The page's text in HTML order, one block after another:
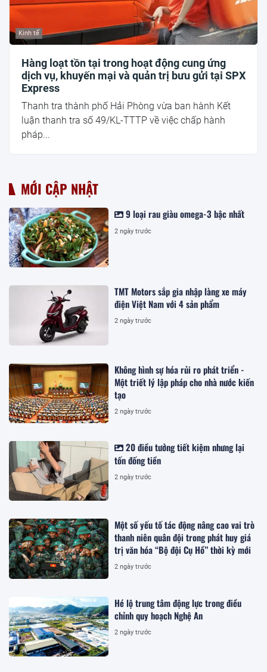
Kinh tế
Hàng loạt tồn tại trong hoạt động cung ứng
dịch vụ, khuyến mại và quản trị bưu gửi tại SPX
Express
Thanh tra thành phố Hải Phòng vừa ban hành Kết
luận thanh tra số 49/KL-TTTP về việc chấp hành
pháp...
MỚI CẬP NHẬT
9 loại rau giàu omega-3 bậc nhất
2 ngày trước
TMT Motors sắp gia nhập làng xe máy
điện Việt Nam với 4 sản phẩm
2 ngày trước
Không hình sự hóa rủi ro phát triển -
Một triết lý lập pháp cho nhà nước kiến
tạo
2 ngày trước
20 điều tưởng tiết kiệm nhưng lại
tốn đống tiền
2 ngày trước
Một số yếu tố tác động nâng cao vai trò
thanh niên quân đội trong phát huy giá
trị văn hóa “Bộ đội Cụ Hồ” thời kỳ mới
2 ngày trước
Hé lộ trung tâm động lực trong điều
chỉnh quy hoạch Nghệ An
2 ngày trước